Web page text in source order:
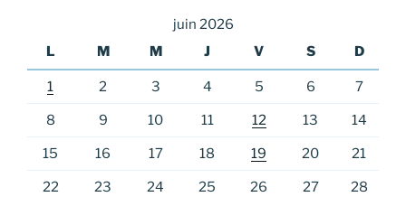
juin 2026
L
M M J V S D
1 2 3 4 5 6 7
8 9 10 11 12 13 14
15 16 17 18 19 20 21
22 23 24 25 26 27 28